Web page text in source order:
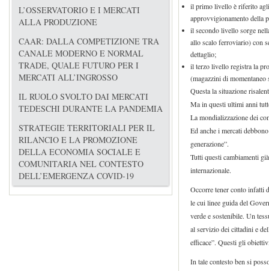
L’OSSERVATORIO E I MERCATI
ALLA PRODUZIONE
CAAR: DALLA COMPETIZIONE TRA
CANALE MODERNO E NORMAL
TRADE, QUALE FUTURO PER I
MERCATI ALL’INGROSSO
IL RUOLO SVOLTO DAI MERCATI
TEDESCHI DURANTE LA PANDEMIA
STRATEGIE TERRITORIALI PER IL
RILANCIO E LA PROMOZIONE
DELLA ECONOMIA SOCIALE E
COMUNITARIA NEL CONTESTO
DELL’EMERGENZA COVID-19
il primo livello è riferito
approvvigionamento della
il secondo livello sorge
allo scalo ferroviario) con
dettaglio;
il terzo livello registra la
(magazzini di
Questa la situazione
Ma in questi ultimi anni
La mondializzazione dei
Ed anche i mercati
generazione”.
Tutti questi cambiamenti
internazionale.
Occorre tener conto infatti
le cui linee guida del
verde e sostenibile. Un
al servizio dei cittadini e
efficace”. Questi gli
In tale contesto ben si